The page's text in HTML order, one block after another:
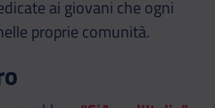
ai giovani che ogni
proprie comunità.